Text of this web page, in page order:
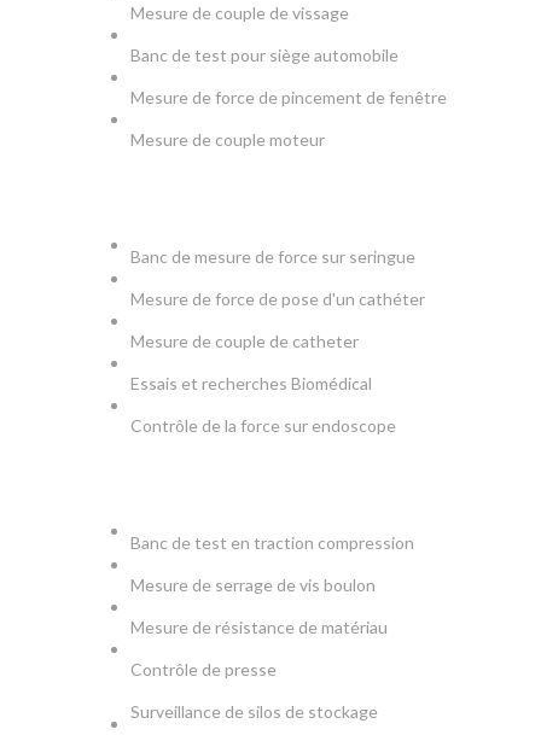
Mesure de couple de vissage
Banc de test pour siège automobile
Mesure de force de pincement de fenêtre
Mesure de couple moteur
Banc de mesure de force sur seringue
Mesure de force de pose d'un cathéter
Mesure de couple de catheter
Essais et recherches Biomédical
Contrôle de la force sur endoscope
Banc de test en traction compression
Mesure de serrage de vis boulon
Mesure de résistance de matériau
Contrôle de presse
Surveillance de silos de stockage